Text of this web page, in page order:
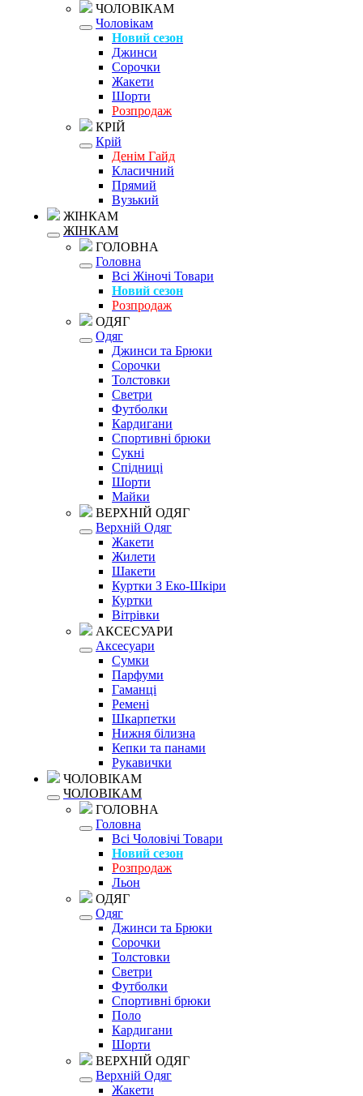
ЧОЛОВІКАМ
Чоловікам
Новий сезон
Джинси
Сорочки
Жакети
Шорти
Розпродаж
КРІЙ
Крій
Денім Гайд
Класичний
Прямий
Вузький
ЖІНКАМ
ЖІНКАМ
ГОЛОВНА
Головна
Всі Жіночі Товари
Новий сезон
Розпродаж
ОДЯГ
Одяг
Джинси та Брюки
Сорочки
Толстовки
Светри
Футболки
Кардигани
Спортивні брюки
Сукні
Спідниці
Шорти
Майки
ВЕРХНІЙ ОДЯГ
Верхній Одяг
Жакети
Жилети
Шакети
Куртки З Еко-Шкіри
Куртки
Вітрівки
АКСЕСУАРИ
Аксесуари
Сумки
Парфуми
Гаманці
Ремені
Шкарпетки
Нижня білизна
Кепки та панами
Рукавички
ЧОЛОВІКАМ
ЧОЛОВІКАМ
ГОЛОВНА
Головна
Всі Чоловічі Товари
Новий сезон
Розпродаж
Льон
ОДЯГ
Одяг
Джинси та Брюки
Сорочки
Толстовки
Светри
Футболки
Спортивні брюки
Поло
Кардигани
Шорти
ВЕРХНІЙ ОДЯГ
Верхній Одяг
Жакети